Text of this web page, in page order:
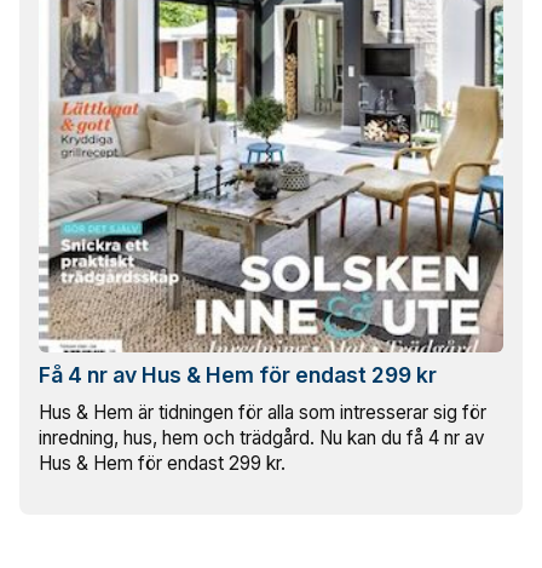
Få 4 nr av Hus & Hem för endast 299 kr
Hus & Hem är tidningen för alla som intresserar sig för
inredning, hus, hem och trädgård. Nu kan du få 4 nr av
Hus & Hem för endast 299 kr.